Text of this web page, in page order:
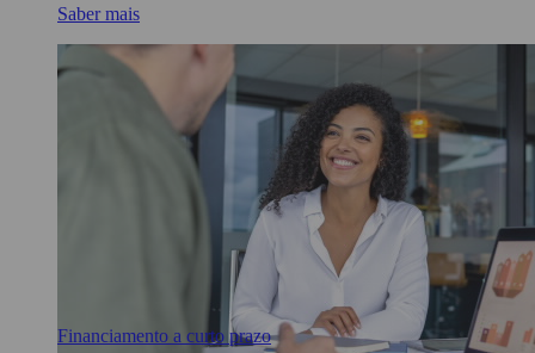
Saber mais
Financiamento a curto prazo